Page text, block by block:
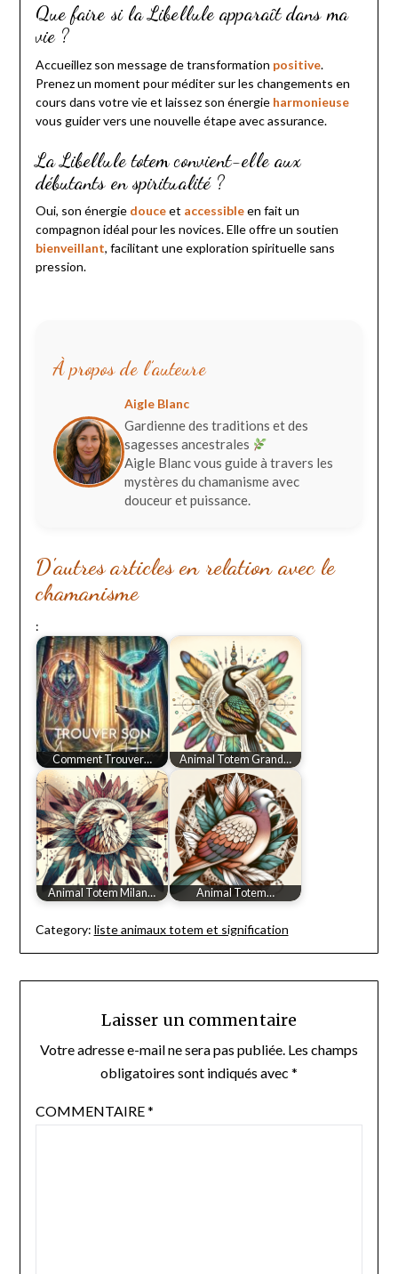
Que faire si la Libellule apparaît dans ma
vie ?
Accueillez son message de transformation positive.
Prenez un moment pour méditer sur les changements en
cours dans votre vie et laissez son énergie harmonieuse
vous guider vers une nouvelle étape avec assurance.
La Libellule totem convient-elle aux
débutants en spiritualité ?
Oui, son énergie douceet accessibleen fait un
compagnon idéal pour les novices. Elle offre un soutien
bienveillant, facilitant une exploration spirituelle sans
pression.
À propos de l’auteure
Aigle Blanc
Gardienne des traditions et des
sagesses ancestrales
Aigle Blanc vous guide à travers les
mystères du chamanisme avec
douceur et puissance.
D'autres articles en relation avec le
chamanisme
:
Comment Trouver… Animal Totem Grand…
Animal Totem Milan… Animal Totem…
Category: liste animaux totem et signification
Laisser un commentaire
Votre adresse e-mail ne sera pas publiée. Les champs
obligatoires sont indiqués avec *
COMMENTAIRE*